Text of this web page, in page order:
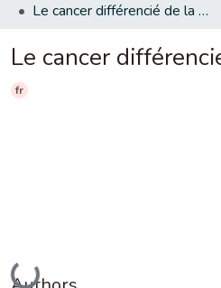
Le cancer différencié de la thyroïde
Le cancer
fr
Loading...